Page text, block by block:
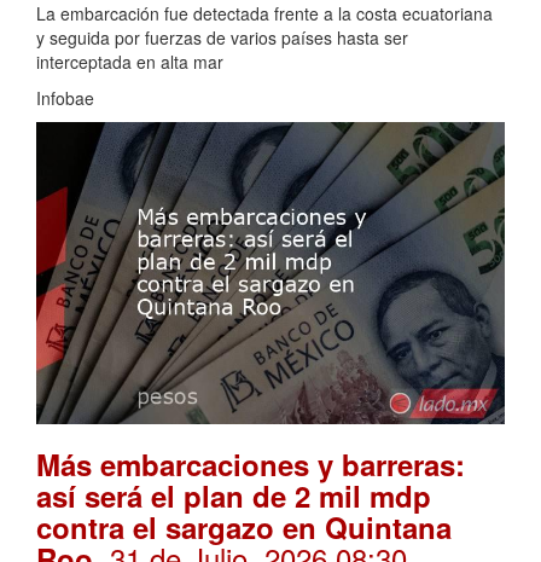
La embarcación fue detectada frente a la costa ecuatoriana
y seguida por fuerzas de varios países hasta ser
interceptada en alta mar
Infobae
Más embarcaciones y barreras:
así será el plan de 2 mil mdp
contra el sargazo en Quintana